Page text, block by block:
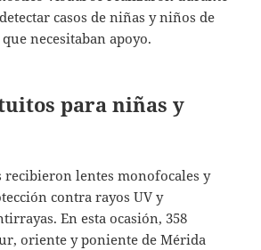
casos de niñas y niños de
necesitaban apoyo.
para niñas y
recibieron lentes monofocales y
contra rayos UV y
En esta ocasión, 358
oriente y poniente de Mérida